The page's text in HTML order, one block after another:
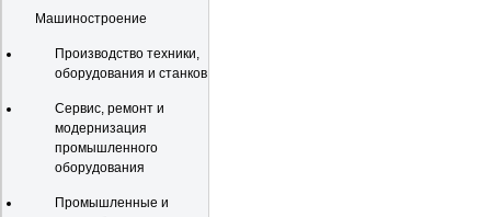
Машиностроение
Производство техники,
оборудования и станков
Сервис, ремонт и
модернизация
промышленного
оборудования
Промышленные и